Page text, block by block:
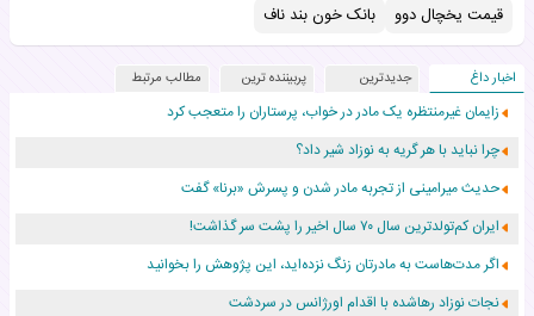
قیمت یخچال دوو
بانک خون بند ناف
اخبار داغ جدیدترین پربیننده ترین مطالب مرتبط
زایمان غیرمنتظره یک مادر در خواب، پرستاران را متعجب کرد
چرا نباید با هر گریه به نوزاد شیر داد؟
حدیث میرامینی از تجربه مادر شدن و پسرش «برنا» گفت
ایران کم‌تولدترین سال ۷۰ سال اخیر را پشت سر گذاشت!
اگر مدت‌هاست به مادرتان زنگ نزده‌اید، این پژوهش را بخوانید
نجات نوزاد رهاشده با اقدام اورژانس در سردشت